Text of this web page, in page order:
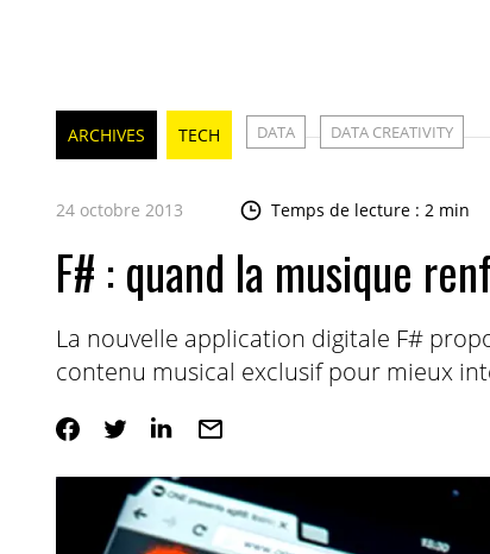
ARCHIVES TECH DATA DATA CREATIVITY
24 octobre 2013 Temps de lecture : 2 min
F# : quand la musique
La nouvelle application digitale F#
contenu musical exclusif pour mieux